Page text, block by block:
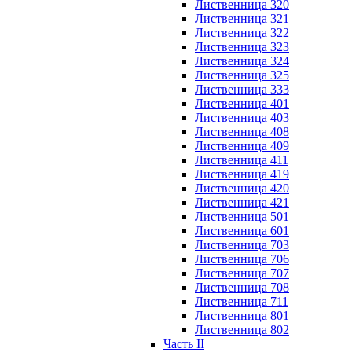
Лиственница 320
Лиственница 321
Лиственница 322
Лиственница 323
Лиственница 324
Лиственница 325
Лиственница 333
Лиственница 401
Лиственница 403
Лиственница 408
Лиственница 409
Лиственница 411
Лиственница 419
Лиственница 420
Лиственница 421
Лиственница 501
Лиственница 601
Лиственница 703
Лиственница 706
Лиственница 707
Лиственница 708
Лиственница 711
Лиственница 801
Лиственница 802
Часть II